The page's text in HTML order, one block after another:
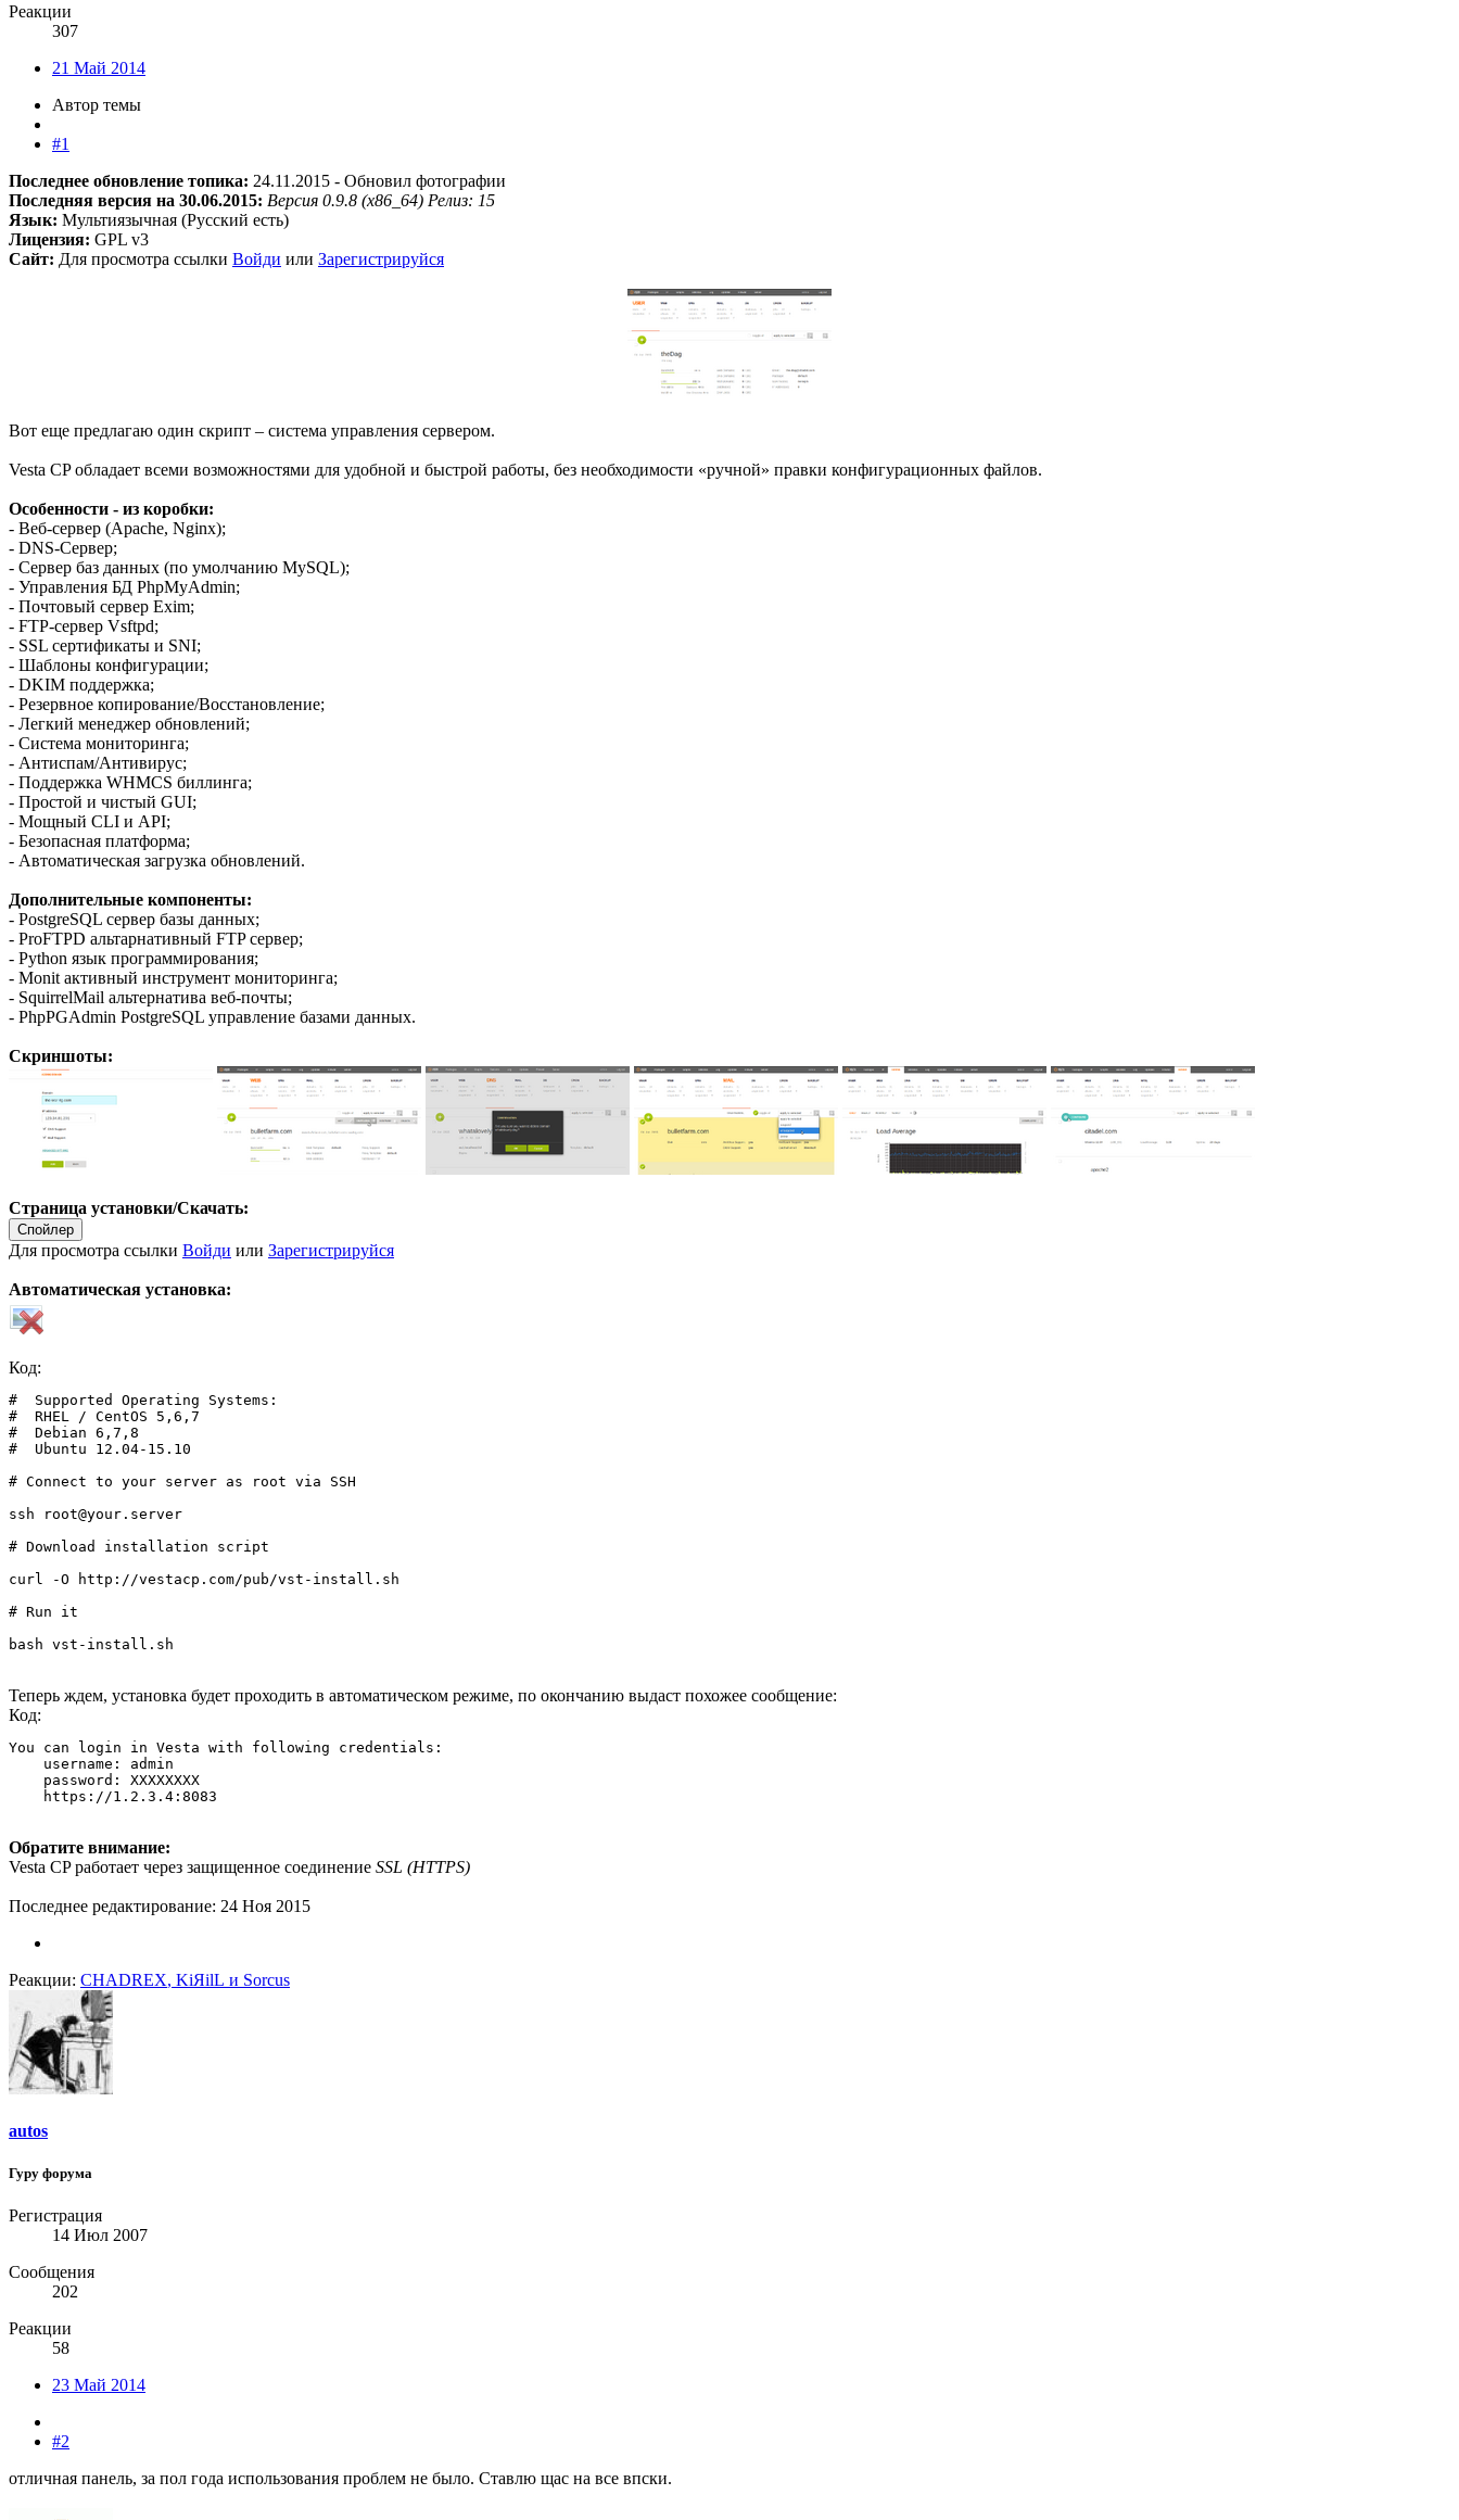
Реакции
307
21 Май 2014
Автор темы
#1
Последнее обновление топика: 24.11.2015 - Обновил фотографии
Последняя версия на 30.06.2015: Версия 0.9.8 (x86_64) Релиз: 15
Язык: Мультиязычная (Русский есть)
Лицензия: GPL v3
Сайт: Для просмотра ссылки Войди или Зарегистрируйся
Вот еще предлагаю один скрипт – система управления сервером.
Vesta CP обладает всеми возможностями для удобной и быстрой работы, без необходимости «ручной» правки конфигурационных файлов.
Особенности - из коробки:
- Веб-сервер (Apache, Nginx);
- DNS-Сервер;
- Сервер баз данных (по умолчанию MySQL);
- Управления БД PhpMyAdmin;
- Почтовый сервер Exim;
- FTP-сервер Vsftpd;
- SSL сертификаты и SNI;
- Шаблоны конфигурации;
- DKIM поддержка;
- Резервное копирование/Восстановление;
- Легкий менеджер обновлений;
- Система мониторинга;
- Антиспам/Антивирус;
- Поддержка WHMCS биллинга;
- Простой и чистый GUI;
- Мощный CLI и API;
- Безопасная платформа;
- Автоматическая загрузка обновлений.
Дополнительные компоненты:
- PostgreSQL сервер базы данных;
- ProFTPD альтарнативный FTP сервер;
- Python язык программирования;
- Monit активный инструмент мониторинга;
- SquirrelMail альтернатива веб-почты;
- PhpPGAdmin PostgreSQL управление базами данных.
Скриншоты:
Страница установки/Скачать:
Спойлер
Для просмотра ссылки Войди или Зарегистрируйся
Автоматическая установка:
Код:
#  Supported Operating Systems:
#  RHEL / CentOS 5,6,7
#  Debian 6,7,8
#  Ubuntu 12.04-15.10
# Connect to your server as root via SSH
ssh root@your.server
# Download installation script
curl -O http://vestacp.com/pub/vst-install.sh
# Run it
bash vst-install.sh
Теперь ждем, установка будет проходить в автоматическом режиме, по окончанию выдаст похожее сообщение:
Код:
You can login in Vesta with following credentials:
    username: admin
    password: XXXXXXXX
    https://1.2.3.4:8083
Обратите внимание:
Vesta CP работает через защищенное соединение SSL (HTTPS)
Последнее редактирование: 24 Ноя 2015
Реакции: CHADREX, KiЯilL и Sorcus
autos
Гуру форума
Регистрация
14 Июл 2007
Сообщения
202
Реакции
58
23 Май 2014
#2
отличная панель, за пол года использования проблем не было. Ставлю щас на все впски.